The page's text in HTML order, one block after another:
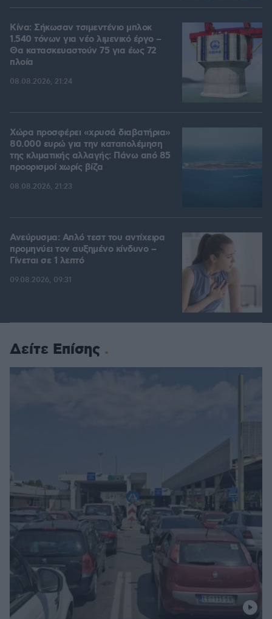
Κίνα: Σήκωσαν τσιμεντένιο μπλοκ
1.540 τόνων για νέο λιμενικό έργο –
Θα κατασκευαστούν 75 για έως 72
πλοία
08.08.2026, 21:24
Χώρα προσφέρει «χρυσά διαβατήρια»
80.000 ευρώ για την καταπολέμηση
της κλιματικής αλλαγής: Πάνω από 85
προορισμοί χωρίς βίζα
08.08.2026, 21:23
Ανεύρυσμα: Απλό τεστ του αντίχειρα
προμηνύει τον αυξημένο κίνδυνο –
Γίνεται σε 1 λεπτό
09.08.2026, 09:31
Δείτε Επίσης